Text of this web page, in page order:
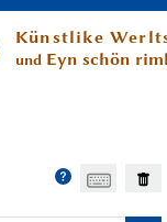
Künstlike
und Eyn schön